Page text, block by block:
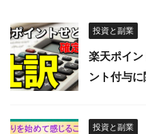
投資と副業
楽天ポイ
ント付与
投資と副業